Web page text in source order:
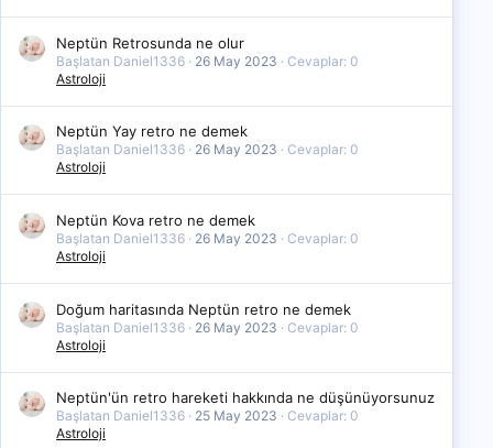
Neptün Retrosunda ne olur
Başlatan Daniel1336 26 May 2023
Cevaplar: 0
Astroloji
Neptün Yay retro ne demek
Başlatan Daniel1336 26 May 2023
Cevaplar: 0
Astroloji
Neptün Kova retro ne demek
Başlatan Daniel1336 26 May 2023
Cevaplar: 0
Astroloji
Doğum haritasında Neptün retro ne demek
Başlatan Daniel1336 26 May 2023
Cevaplar: 0
Astroloji
Neptün'ün retro hareketi hakkında ne düşünüyorsunuz
Başlatan Daniel1336 25 May 2023
Cevaplar: 0
Astroloji